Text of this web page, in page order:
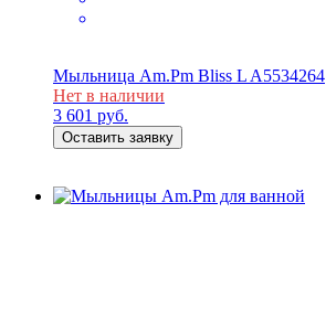
Мыльница Am.Pm Bliss L A5534264
Нет в наличии
3 601 руб.
Оставить заявку